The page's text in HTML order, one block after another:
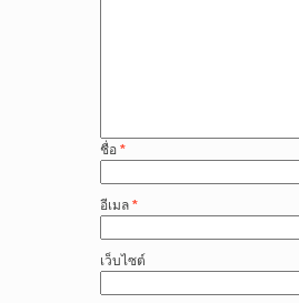
ชื่อ *
อีเมล *
เว็บไซต์